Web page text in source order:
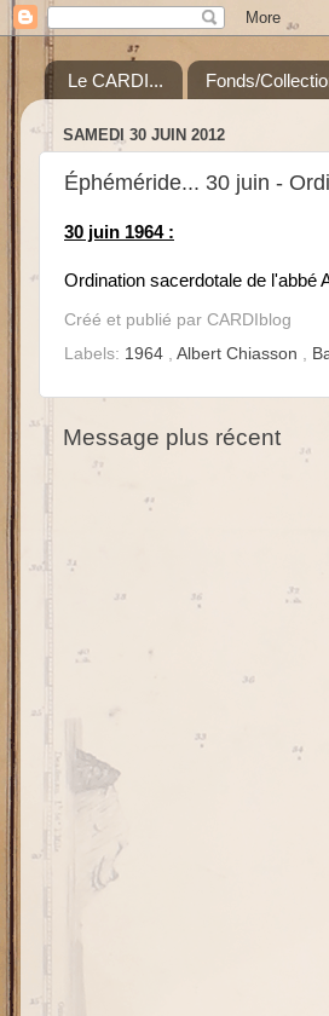
Le CARDI... Fonds/
SAMEDI 30 JUIN 2012
Éphéméride... 30 juin -
30 juin 1964 :
Ordination sacerdotale de l'abbé
Créé et publié par CARDIblog
Labels: 1964 Albert Chiasson
Message plus récent